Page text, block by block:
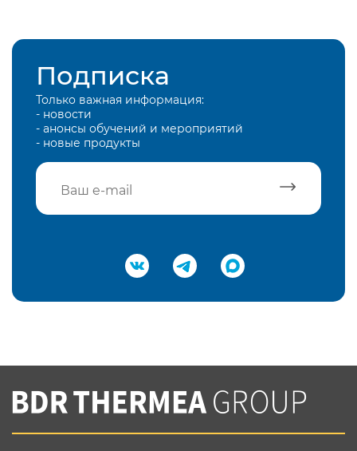
Подписка
Только важная информация:
- новости
- анонсы обучений и мероприятий
- новые продукты
Подтвердить e-mail
Вы соглашаетесь с нашей политикой
конфеденциальности